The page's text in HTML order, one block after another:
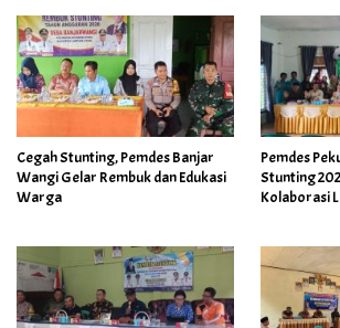
Cegah Stunting, Pemdes Banjar
Wangi Gelar Rembuk dan Edukasi
Warga
Pemdes
Stunting
Kolaborasi